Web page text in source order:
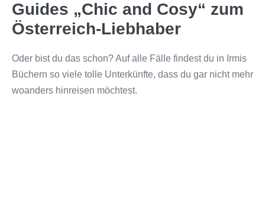
Guides „Chic and Cosy“ zum
Österreich-Liebhaber
Oder bist du das schon? Auf alle Fälle findest du in Irmis
Büchern so viele tolle Unterkünfte, dass du gar nicht mehr
woanders hinreisen möchtest.